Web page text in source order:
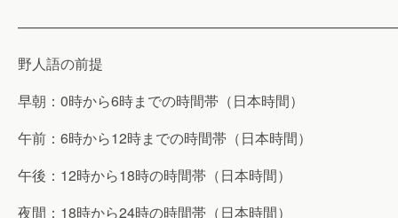
野人語の前提
早朝：0時から6時までの時間帯（日本時間）
午前：6時から12時までの時間帯（日本時間）
午後：12時から18時の時間帯（日本時間）
夜間：18時から24時の時間帯（日本時間）